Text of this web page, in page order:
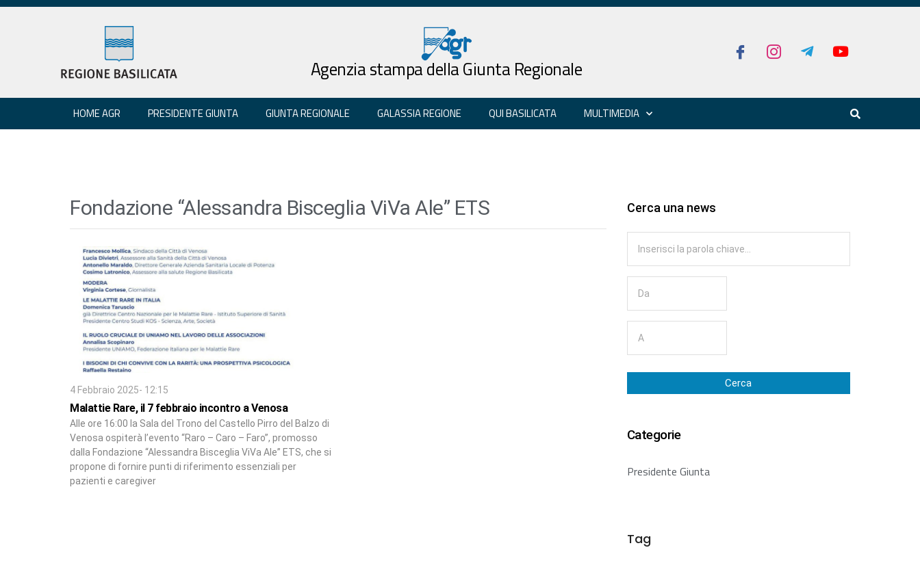
Agenzia stampa della Giunta Regionale
HOME AGR PRESIDENTE GIUNTA GIUNTA REGIONALE GALASSIA REGIONE QUI BASILICATA MULTIMEDIA
Fondazione “Alessandra Bisceglia ViVa Ale” ETS
4 Febbraio 2025- 12:15
Malattie Rare, il 7 febbraio incontro a Venosa
Alle ore 16:00 la Sala del Trono del Castello Pirro del Balzo di
Venosa ospiterà l’evento “Raro – Caro – Faro”, promosso
dalla Fondazione “Alessandra Bisceglia ViVa Ale” ETS, che si
propone di fornire punti di riferimento essenziali per
pazienti e caregiver
Cerca una news
Cerca
Categorie
Presidente Giunta
Tag